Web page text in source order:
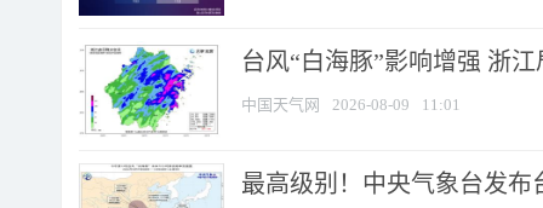
台风“白海豚”影响增强 浙
中国天气网 2026-08-09 11:01
最高级别！中央气象台发布